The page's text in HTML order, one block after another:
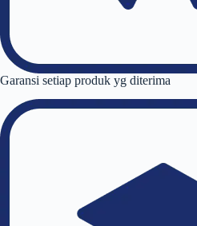
Garansi setiap produk yg diterima